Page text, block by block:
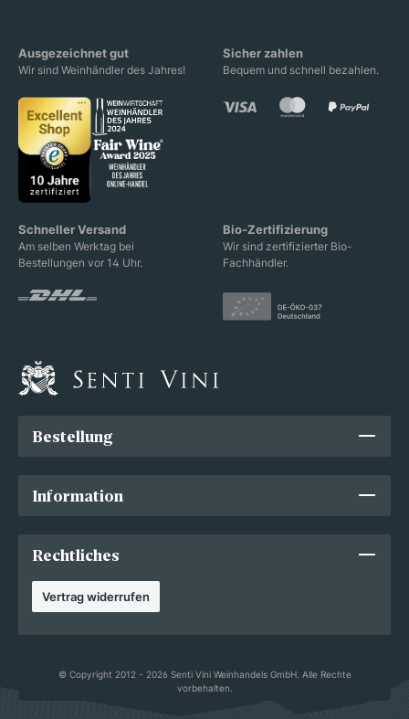
Ausgezeichnet gut
Wir sind Weinhändler des Jahres!
Sicher zahlen
Bequem und schnell bezahlen.
Schneller Versand
Am selben Werktag bei
Bestellungen vor 14 Uhr.
Bio-Zertifizierung
Wir sind zertifizierter Bio-
Fachhändler.
Bestellung
Information
Rechtliches
Vertrag widerrufen
© Copyright 2012 - 2026 Senti Vini Weinhandels GmbH. Alle Rechte
vorbehalten.